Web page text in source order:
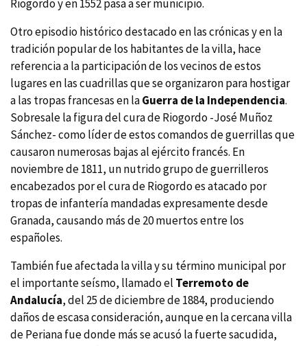
Riogordo y en 1552 pasa a ser municipio.
Otro episodio histórico destacado en las crónicas y en la
tradición popular de los habitantes de la villa, hace
referencia a la participación de los vecinos de estos
lugares en las cuadrillas que se organizaron para hostigar
a las tropas francesas en laGuerra de la Independencia.
Sobresale la figura del cura de Riogordo -José Muñoz
Sánchez- como líder de estos comandos de guerrillas que
causaron numerosas bajas al ejército francés. En
noviembre de 1811, un nutrido grupo de guerrilleros
encabezados por el cura de Riogordo es atacado por
tropas de infantería mandadas expresamente desde
Granada, causando más de 20 muertos entre los
españoles.
También fue afectada la villa y su término municipal por
el importante seísmo, llamado el Terremoto de
Andalucía, del 25 de diciembre de 1884, produciendo
daños de escasa consideración, aunque en la cercana villa
de Periana fue donde más se acusó la fuerte sacudida,